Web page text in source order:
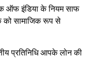
ऑफ इंडिया के नियम साफ
को सामाजिक रूप से
प्रतिनिधि आपके लोन की